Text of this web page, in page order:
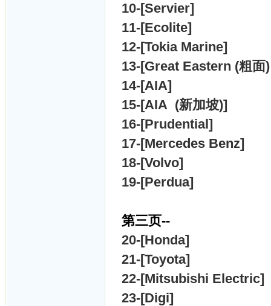
10-[Servier]
11-[Ecolite]
12-[Tokia Marine]
13-[Great Eastern (粗
14-[AIA]
15-[AIA (新加坡)]
16-[Prudential]
17-[Mercedes Benz]
18-[Volvo]
19-[Perdua]
第三页--
20-[Honda]
21-[Toyota]
22-[Mitsubishi Electric]
23-[Digi]